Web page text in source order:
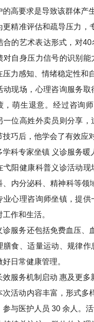
的高要求是导致该群体产
准评估和疏导压力，专
合的艺术表达形式，对
对自身压力信号的识别能
压力感知、情绪稳定性和
场，心理咨询服务取
，萌生退意。经过咨询
一位高姓外卖员则分享
技巧后，他学会了有效应
专家坐镇 义诊服务暖
健康科普义诊活动现场
、内分泌科、精神科等
业心理咨询师坐镇，提
工作和生活。
务还包括免费血压、血
膳食、适量运动、规律
好日常健康管理。
务机制启动 惠及更多
动内容丰富，形式多样
参与医护人员 30 余人。